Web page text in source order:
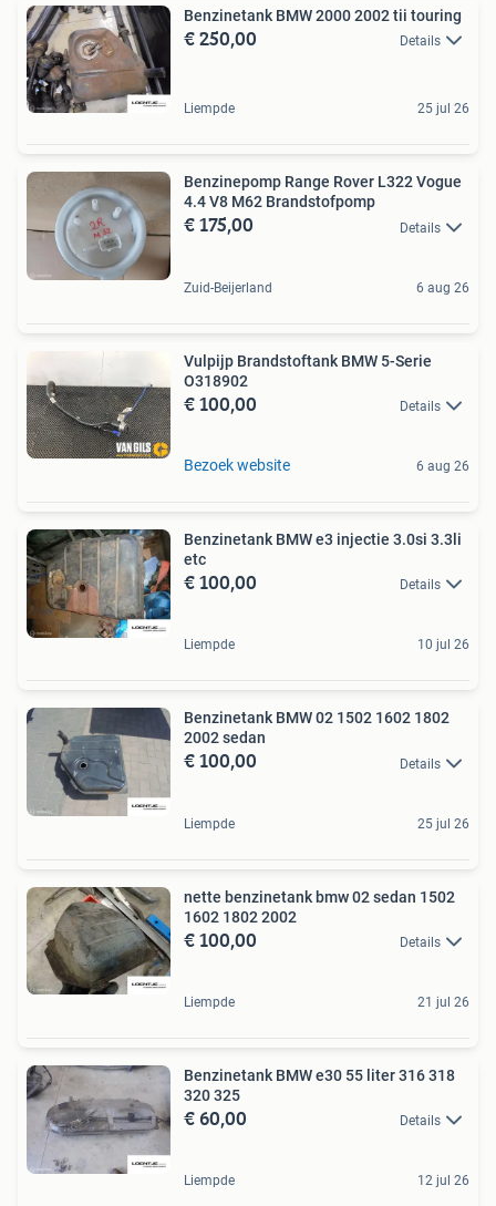
Benzinetank BMW 2000 2002 tii touring
€ 250,00 Details
Liempde 25 jul 26
Benzinepomp Range Rover L322 Vogue
4.4 V8 M62 Brandstofpomp
€ 175,00 Details
Zuid-Beijerland 6 aug 26
Vulpijp Brandstoftank BMW 5-Serie
O318902
€ 100,00 Details
Bezoek website 6 aug 26
Benzinetank BMW e3 injectie 3.0si 3.3li
etc
€ 100,00 Details
Liempde 10 jul 26
Benzinetank BMW 02 1502 1602 1802
2002 sedan
€ 100,00 Details
Liempde 25 jul 26
nette benzinetank bmw 02 sedan 1502
1602 1802 2002
€ 100,00 Details
Liempde 21 jul 26
Benzinetank BMW e30 55 liter 316 318
320 325
€ 60,00 Details
Liempde 12 jul 26